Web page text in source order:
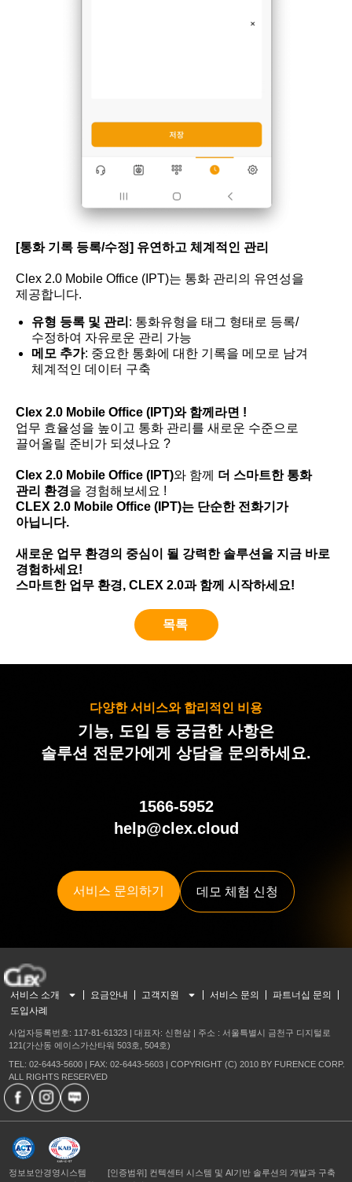
[통화 기록 등록/수정] 유연하고 체계적인 관리
Clex 2.0 Mobile Office (IPT)는 통화 관리의 유연성을
제공합니다.
유형 등록 및 관리 : 통화유형을 태그 형태로 등록/
수정하여 자유로운 관리 가능
메모 추가: 중요한 통화에 대한 기록을 메모로 남겨
체계적인 데이터 구축
Clex 2.0 Mobile Office (IPT)와 함께라면 !
업무 효율성을 높이고 통화 관리를 새로운 수준으로
끌어올릴 준비가 되셨나요 ?
Clex 2.0 Mobile Office (IPT)와 함께 더 스마트한 통화
관리 환경을 경험해보세요 !
CLEX 2.0 Mobile Office (IPT)는 단순한 전화기가
아닙니다.
새로운 업무 환경의 중심이 될 강력한 솔루션을 지금 바로
경험하세요!
스마트한 업무 환경, CLEX 2.0과 함께 시작하세요!
목록
다양한 서비스와 합리적인 비용
기능, 도입 등 궁금한 사항은
솔루션 전문가에게 상담을 문의하세요.
1566-5952
help@clex.cloud
서비스 문의하기 데모 체험 신청
서비스 소개 요금안내 고객지원 서비스 문의
파트너십 문의
도입사례
사업자등록번호: 117-81-61323 | 대표자: 신현삼 | 주소 : 서울특별시 금천구 디지털로
121(가산동 에이스가산타워 503호, 504호)
TEL: 02-6443-5600 | FAX: 02-6443-5603 | COPYRIGHT (C) 2010 BY FURENCE CORP.
ALL RIGHTS RESERVED
정보보안경영시스템
[인증범위] 컨텍센터 시스템 및 AI기반 솔루션의 개발과 구축